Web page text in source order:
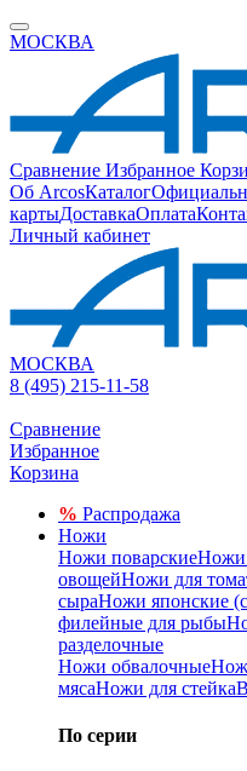
МОСКВА
Сравнение Избранное
Об ArcosКаталог
картыДоставкаОплата
Личный кабинет
МОСКВА
8 (495) 215-11-58
Сравнение
Избранное
Корзина
% Распродажа
Ножи
Ножи поварскиеНожи
овощейНожи для
сыраНожи японские
филейные для рыбы
разделочные
Ножи обвалочные
мясаНожи для стейка
По серии